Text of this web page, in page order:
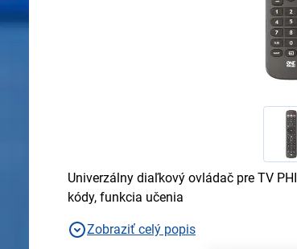
Univerzálny diaľkový ovládač pre TV
kódy, funkcia učenia
Zobraziť celý popis